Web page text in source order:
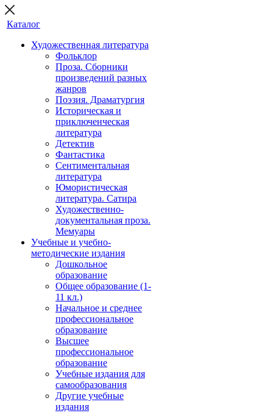
Каталог
Художественная литература
Фольклор
Проза. Сборники
произведений разных
жанров
Поэзия. Драматургия
Историческая и
приключенческая
литература
Детектив
Фантастика
Сентиментальная
литература
Юмористическая
литература. Сатира
Художественно-
документальная проза.
Мемуары
Учебные и учебно-
методические издания
Дошкольное
образование
Общее образование (1-
11 кл.)
Начальное и среднее
профессиональное
образование
Высшее
профессиональное
образование
Учебные издания для
самообразования
Другие учебные
издания